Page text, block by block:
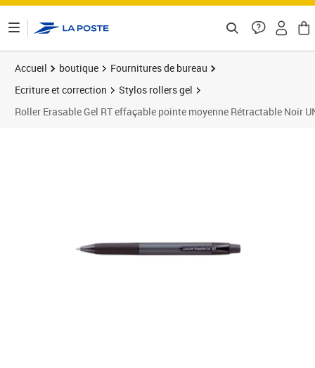
Accueil boutique
Fournitures de bureau
Ecriture et correction
Stylos rollers gel
Roller Erasable Gel RT effaçable pointe moyenne Rétractable Noir